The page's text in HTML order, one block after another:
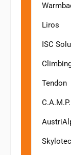
Liros
ISC
Tendon
Skylotec